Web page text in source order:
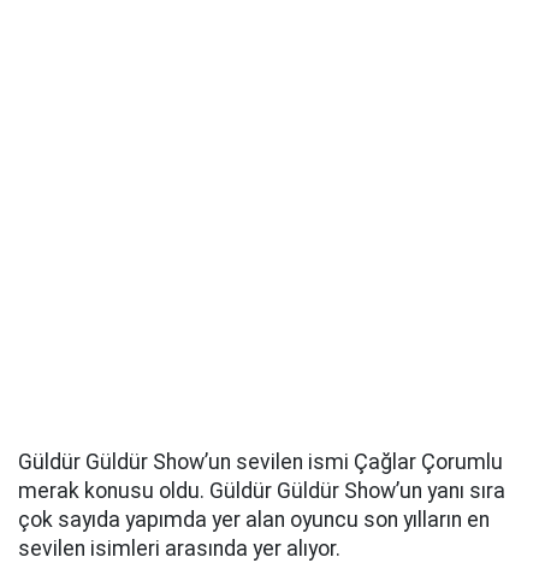
Güldür Güldür Show’un sevilen ismi Çağlar Çorumlu
merak konusu oldu. Güldür Güldür Show’un yanı sıra
çok sayıda yapımda yer alan oyuncu son yılların en
sevilen isimleri arasında yer alıyor.